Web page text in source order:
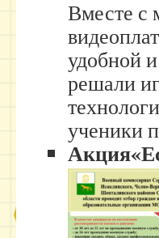
Вместе с
удобной
решали
ученики